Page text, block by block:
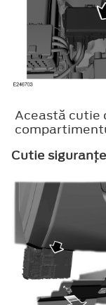
Această cutie
Cutie